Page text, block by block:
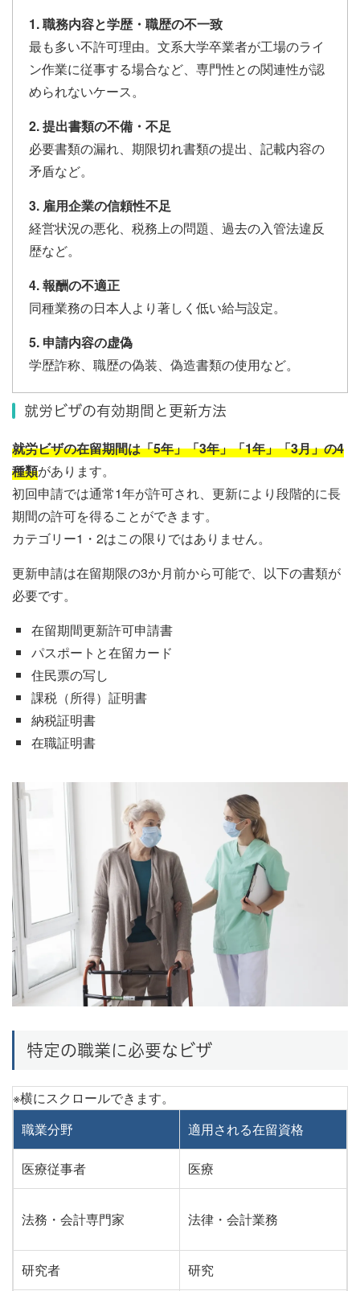
1. 職務内容と学歴・職歴の不一致
最も多い不許可理由。文系大学卒業者が工場のライ
ン作業に従事する場合など、専門性との関連性が認
められないケース。
2. 提出書類の不備・不足
必要書類の漏れ、期限切れ書類の提出、記載内容の
矛盾など。
3. 雇用企業の信頼性不足
経営状況の悪化、税務上の問題、過去の入管法違反
歴など。
4. 報酬の不適正
同種業務の日本人より著しく低い給与設定。
5. 申請内容の虚偽
学歴詐称、職歴の偽装、偽造書類の使用など。
就労ビザの有効期間と更新方法
就労ビザの在留期間は「5年」「3年」「1年」「3月」の4
種類があります。
初回申請では通常1年が許可され、更新により段階的に長
期間の許可を得ることができます。
カテゴリー1・2はこの限りではありません。
更新申請は在留期限の3か月前から可能で、以下の書類が
必要です。
在留期間更新許可申請書
パスポートと在留カード
住民票の写し
課税（所得）証明書
納税証明書
在職証明書
特定の職業に必要なビザ
職業分野 適用される在留資格
医療従事者 医療
法務・会計専門家 法律・会計業務
研究者 研究